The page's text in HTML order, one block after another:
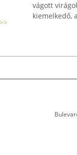
vágott
kiemelkedő,